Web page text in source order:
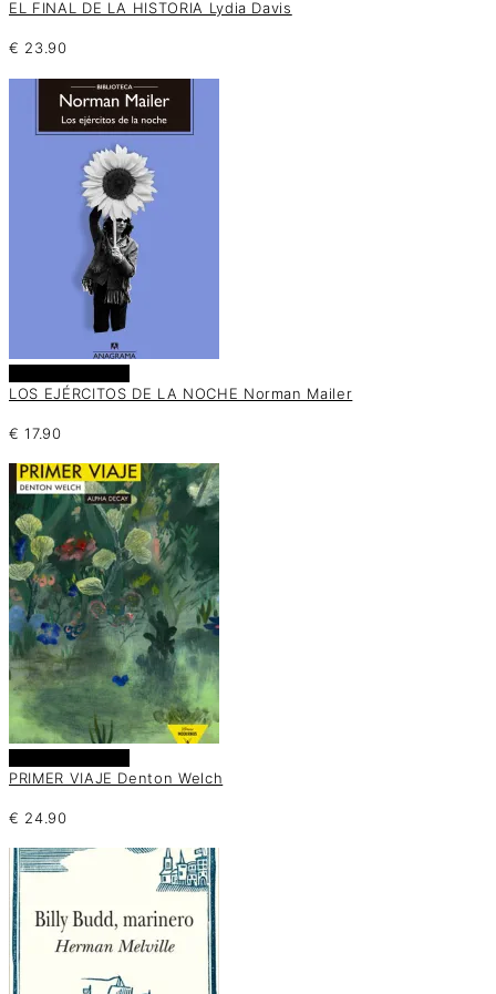
EL FINAL DE LA HISTORIA Lydia Davis
€ 23.90
LOS EJÉRCITOS DE LA NOCHE Norman Mailer
€ 17.90
PRIMER VIAJE Denton Welch
€ 24.90